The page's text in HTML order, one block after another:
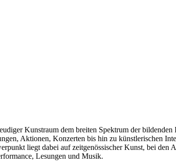
Kunstraum dem breiten Spektrum der
Aktionen, Konzerten bis hin zu künstlerischen
liegt dabei auf zeitgenössischer Kunst, bei
Lesungen und Musik.